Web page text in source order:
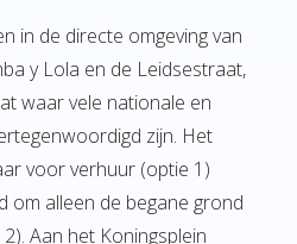
in de directe omgeving van
y Lola en de Leidsestraat,
waar vele nationale en
zijn. Het
voor verhuur (optie 1)
om alleen de begane grond
Aan het Koningsplein